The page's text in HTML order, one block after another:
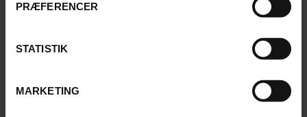
PRÆFERENCER
STATISTIK
MARKETING